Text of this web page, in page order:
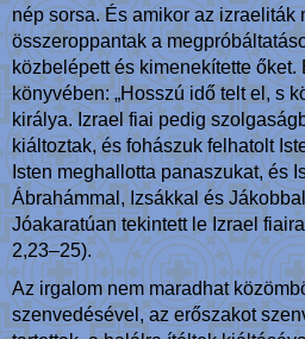
nép sorsa. És amikor az izraeliták
összeroppantak a
közbelépett és kimenekítette
könyvében: „Hosszú idő telt el, s
királya. Izrael fiai pedig
kiáltoztak, és fohászuk felhatolt
Isten meghallotta panaszukat, és
Ábrahámmal, Izsákkal és
Jóakaratúan tekintett le Izrael
2,23–25).
Az irgalom nem maradhat
szenvedésével, az erőszakot